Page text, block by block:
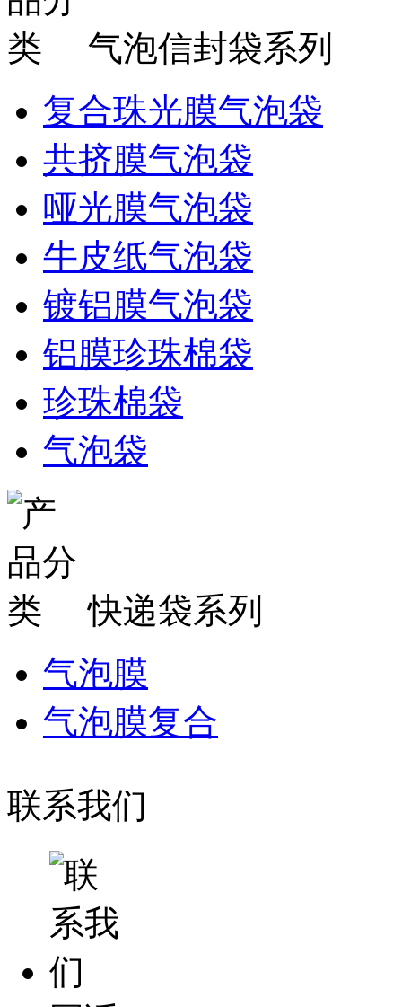
气泡信封袋系列
复合珠光膜气泡袋
共挤膜气泡袋
哑光膜气泡袋
牛皮纸气泡袋
镀铝膜气泡袋
铝膜珍珠棉袋
珍珠棉袋
气泡袋
快递袋系列
气泡膜
气泡膜复合
联系我们